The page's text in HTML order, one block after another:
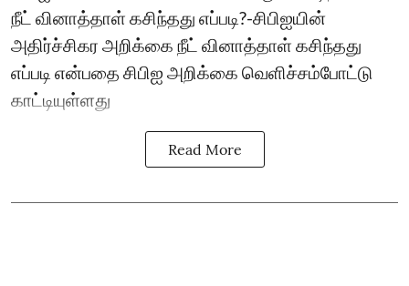
நீட் வினாத்தாள் கசிந்தது எப்படி?-சிபிஐயின்
அதிர்ச்சிகர அறிக்கை நீட் வினாத்தாள் கசிந்தது
எப்படி என்பதை சிபிஐ அறிக்கை வெளிச்சம்போட்டு
காட்டியுள்ளது
Read More